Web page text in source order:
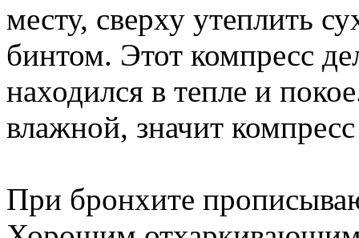
месту, сверху утеплить
бинтом. Этот компресс
находился в тепле и
влажной, значит
При бронхите